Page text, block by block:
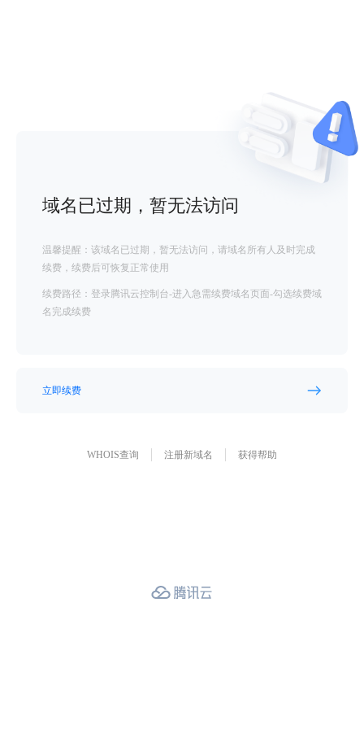
域名已过期，暂无法访问
温馨提醒：该域名已过期，暂无法访问，请域名所有人及时完成
续费，续费后可恢复正常使用
续费路径：登录腾讯云控制台-进入急需续费域名页面-勾选续费域
名完成续费
立即续费
WHOIS查询 注册新域名 获得帮助